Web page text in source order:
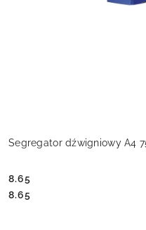
Segregator dźwigniowy A4
Cena:
8.65
Cena:
8.65